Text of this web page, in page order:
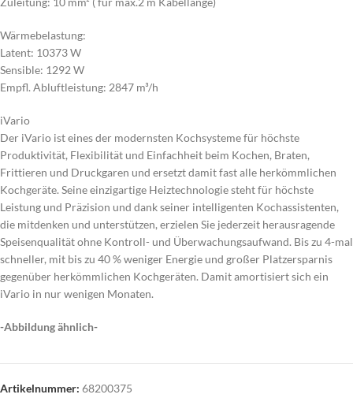
Wärmebelastung:
Latent: 10373 W
Sensible: 1292 W
Empfl. Abluftleistung: 2847 m³/h
iVario
Der iVario ist eines der modernsten Kochsysteme für höchste
Produktivität, Flexibilität und Einfachheit beim Kochen, Braten,
Frittieren und Druckgaren und ersetzt damit fast alle herkömmlichen
Kochgeräte. Seine einzigartige Heiztechnologie steht für höchste
Leistung und Präzision und dank seiner intelligenten Kochassistenten,
die mitdenken und unterstützen, erzielen Sie jederzeit herausragende
Speisenqualität ohne Kontroll- und Überwachungsaufwand. Bis zu 4-mal
schneller, mit bis zu 40 % weniger Energie und großer Platzersparnis
gegenüber herkömmlichen Kochgeräten. Damit amortisiert sich ein
iVario in nur wenigen Monaten.
-Abbildung ähnlich-
Artikelnummer: 68200375